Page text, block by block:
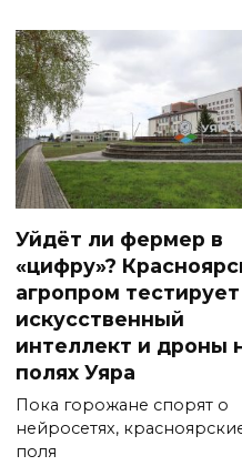
Уйдёт ли фермер в
«цифру»?
агропром тестирует
искусственный
интеллект и дроны
полях Уяра
Пока горожане спорят о
нейросетях,
поля